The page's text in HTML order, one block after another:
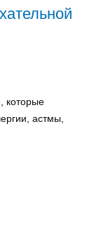
которые
астмы,